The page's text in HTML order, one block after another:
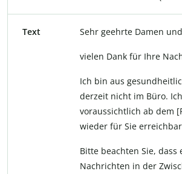
Text Sehr geehrte Damen
vielen Dank für Ihre
Ich bin aus
derzeit nicht im Büro.
voraussichtlich ab dem
wieder für Sie
Bitte beachten Sie, dass
Nachrichten in der